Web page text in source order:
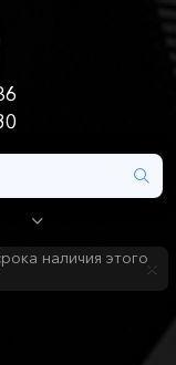
наличия этого